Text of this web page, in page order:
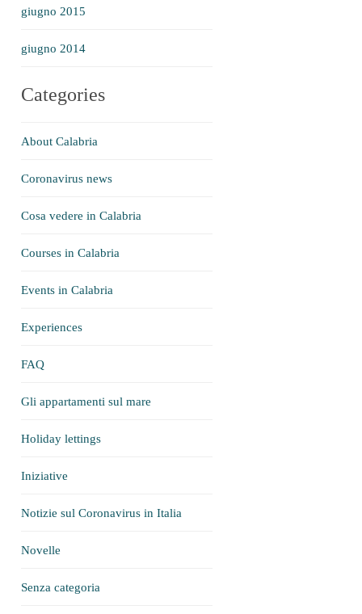
giugno 2015
giugno 2014
Categories
About Calabria
Coronavirus news
Cosa vedere in Calabria
Courses in Calabria
Events in Calabria
Experiences
FAQ
Gli appartamenti sul mare
Holiday lettings
Iniziative
Notizie sul Coronavirus in Italia
Novelle
Senza categoria